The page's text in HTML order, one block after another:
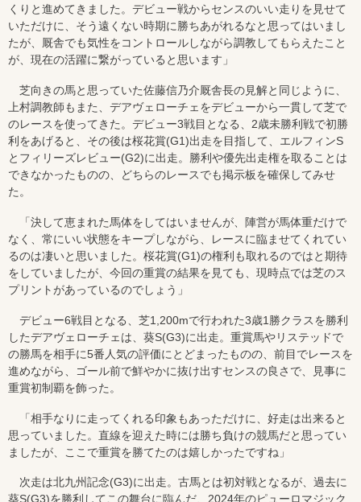
くりと進めてきました。デビュー戦からセンスのいい走りを見せて
いただけに、そう遠くない時期に勝ちあがれるなと思ってはいまし
たが、厩舎でも気性をコントロールしながら調教してもらえたこと
が、現在の活躍に繋がっていると思います」
芝向きの馬と思っていた佐藤信乃介厩舎長の見解と同じように、
上村調教師もまた、デアヴェローチェをデビューから一貫して芝で
のレースを使ってきた。デビュー3戦目となる、2歳未勝利戦で初勝
利をあげると、その後は桜花賞(G1)出走を目指して、エルフィンS
とフィリーズレビュー(G2)に出走。勝利や優先出走権を取ることは
できなかったものの、どちらのレースでも掲示板を確保してみせ
た。
「決して恵まれた馬体をしてはいませんが、陣営が馬体重だけで
なく、常にいい状態をキープしながら、レースに臨ませてくれてい
るのは凄いと思いました。桜花賞(G1)の権利も取れるのではと期待
をしていましたが、今回の重賞の結果を見ても、現時点では芝のス
プリントがあっているのでしょう」
デビュー6戦目となる、芝1,200mで行われた3歳1勝クラスを勝利
したデアヴェローチェは、葵S(G3)に出走。重賞馬やリステッドで
の勝馬を相手に5番人気の評価にとどまったものの、前目でレースを
進めながら、ゴール前で鮮やかに抜け出すセンスの良さで、見事に
重賞初制覇を飾った。
「相手なりに走ってくれる印象もあっただけに、好走は出来ると
思っていました。直線を迎えた時には勝ち負けの競馬だと思ってい
ましたが、ここで重賞を勝てたのは嬉しかったですね」
次走は北九州記念(G3)に出走。古馬とは初対戦となるが、過去に
葵S(G3)を勝利してこの舞台に臨んだ、2024年のピューロマジック